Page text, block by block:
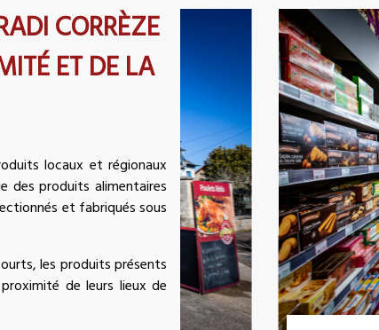
CORRÈZE
ET DE LA
locaux et régionaux
des produits alimentaires
et fabriqués sous
les produits présents
de leurs lieux de